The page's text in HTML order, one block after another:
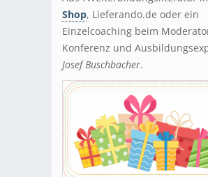
Shop, Lieferando.de oder ein
Einzelcoaching beim
Konferenz und
Josef Buschbacher.